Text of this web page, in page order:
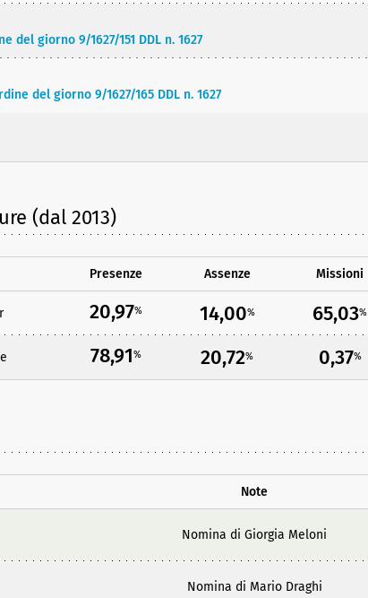
del giorno 9/1627/151 DDL n. 1627
del giorno 9/1627/165 DDL n. 1627
(dal 2013)
Presenze Assenze Missioni
20,97% 14,00% 65,03%
78,91% 20,72% 0,37%
Note
Nomina di Giorgia Meloni
Nomina di Mario Draghi